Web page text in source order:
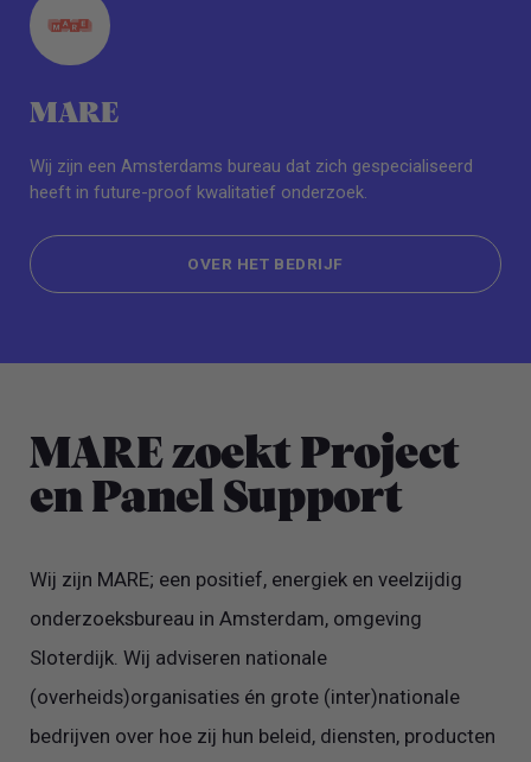
MARE
Wij zijn een Amsterdams bureau dat zich gespecialiseerd
heeft in future-proof kwalitatief onderzoek.
OVER HET BEDRIJF
MARE zoekt Project
en Panel Support
Wij zijn MARE; een positief, energiek en veelzijdig
onderzoeksbureau in Amsterdam, omgeving
Sloterdijk. Wij adviseren nationale
(overheids)organisaties én grote (inter)nationale
bedrijven over hoe zij hun beleid, diensten, producten